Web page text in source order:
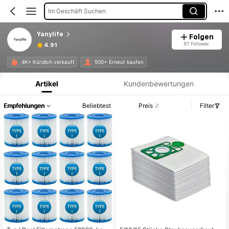
Im Geschäft Suchen
Yanylife
4.91
Folgen
67 Follower
4K+ Kürzlich verkauft 500+ Erneut kaufen
Produktinformation: Preisangabe, Verkaufs- und Lagerbestandsdetails.
Artikel Kundenbewertungen
Empfehlungen Beliebtest Preis Filter